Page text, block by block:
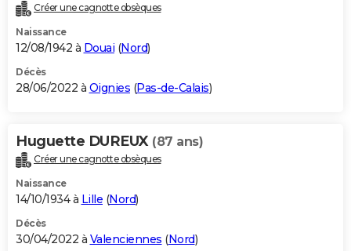
Créer une cagnotte obsèques
Naissance
12/08/1942 à Douai (Nord)
Décès
28/06/2022 à Oignies (Pas-de-Calais)
Huguette DUREUX (87 ans)
Créer une cagnotte obsèques
Naissance
14/10/1934 à Lille (Nord)
Décès
30/04/2022 à Valenciennes (Nord)